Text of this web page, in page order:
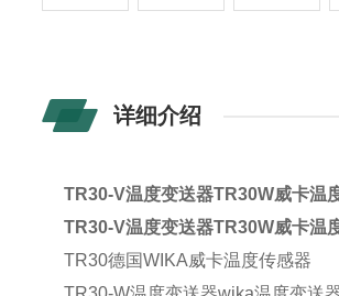
详细介绍
TR30-V温度变送器TR30W威卡温
TR30-V温度变送器TR30W威卡温
TR30德国WIKA威卡温度传感器